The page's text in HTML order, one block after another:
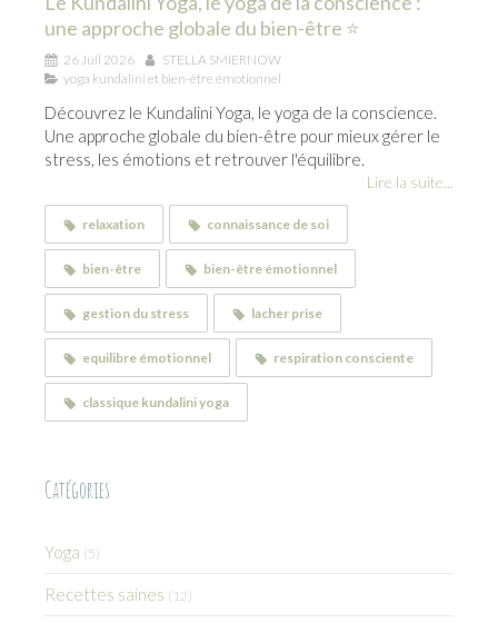
une approche globale du bien-être ⭐
26 Juil 2026
STELLA SMIERNOW
yoga kundalini et bien-être émotionnel
Découvrez le Kundalini Yoga, le yoga de la conscience.
Une approche globale du bien-être pour mieux gérer le
stress, les émotions et retrouver l'équilibre.
Lire la suite...
relaxation connaissance de soi
bien-être bien-être émotionnel
gestion du stress lacher prise
equilibre émotionnel respiration consciente
classique kundalini yoga
Catégories
Yoga (5)
Recettes saines (12)